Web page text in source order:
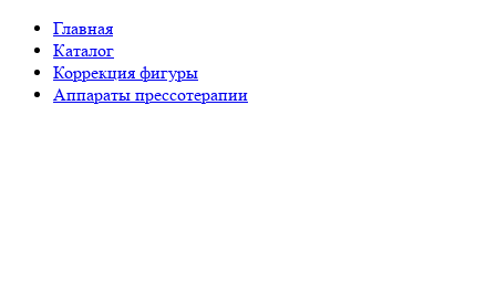
Главная
Каталог
Коррекция фигуры
Аппараты прессотерапии